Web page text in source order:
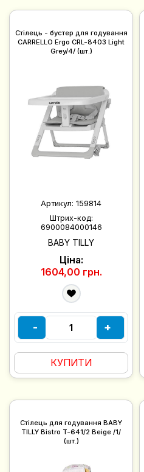
Стілець - бустер для годування
CARRELLO Ergo CRL-8403 Light
Grey/4/ (шт.)
Артикул: 159814
Штрих-код:
6900084000146
BABY TILLY
Ціна:
1604,00 грн.
- +
КУПИТИ
Стілець для годування BABY
TILLY Bistro T-641/2 Beige /1/
(шт.)